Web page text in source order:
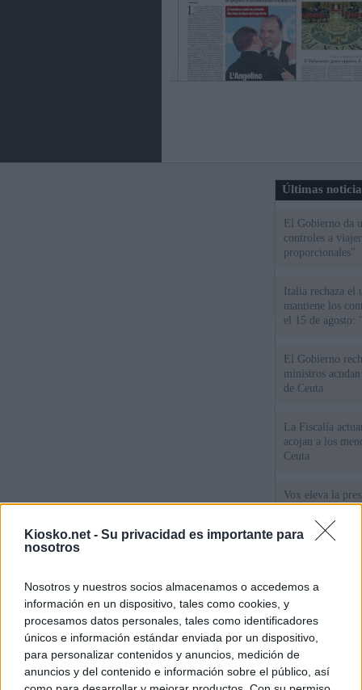
Kiosko.net - Su privacidad es importante para
nosotros
Nosotros y nuestros socios almacenamos o accedemos a
información en un dispositivo, tales como cookies, y
procesamos datos personales, tales como identificadores
únicos e información estándar enviada por un dispositivo,
para personalizar contenidos y anuncios, medición de
anuncios y del contenido e información sobre el público, así
Últimas
El Gobierno da
controles a
proporcionales"
Italia rechaza
mantiene los
el 15 de agosto:
El Gobierno
ministros
de Ceuta
La Fiscalía
acojan a los
Ceuta
Vox eleva la
los menores de
gobiernan en
los inmigrantes”
© Kiosko.net Aviso Legal Privacidad y Cookies